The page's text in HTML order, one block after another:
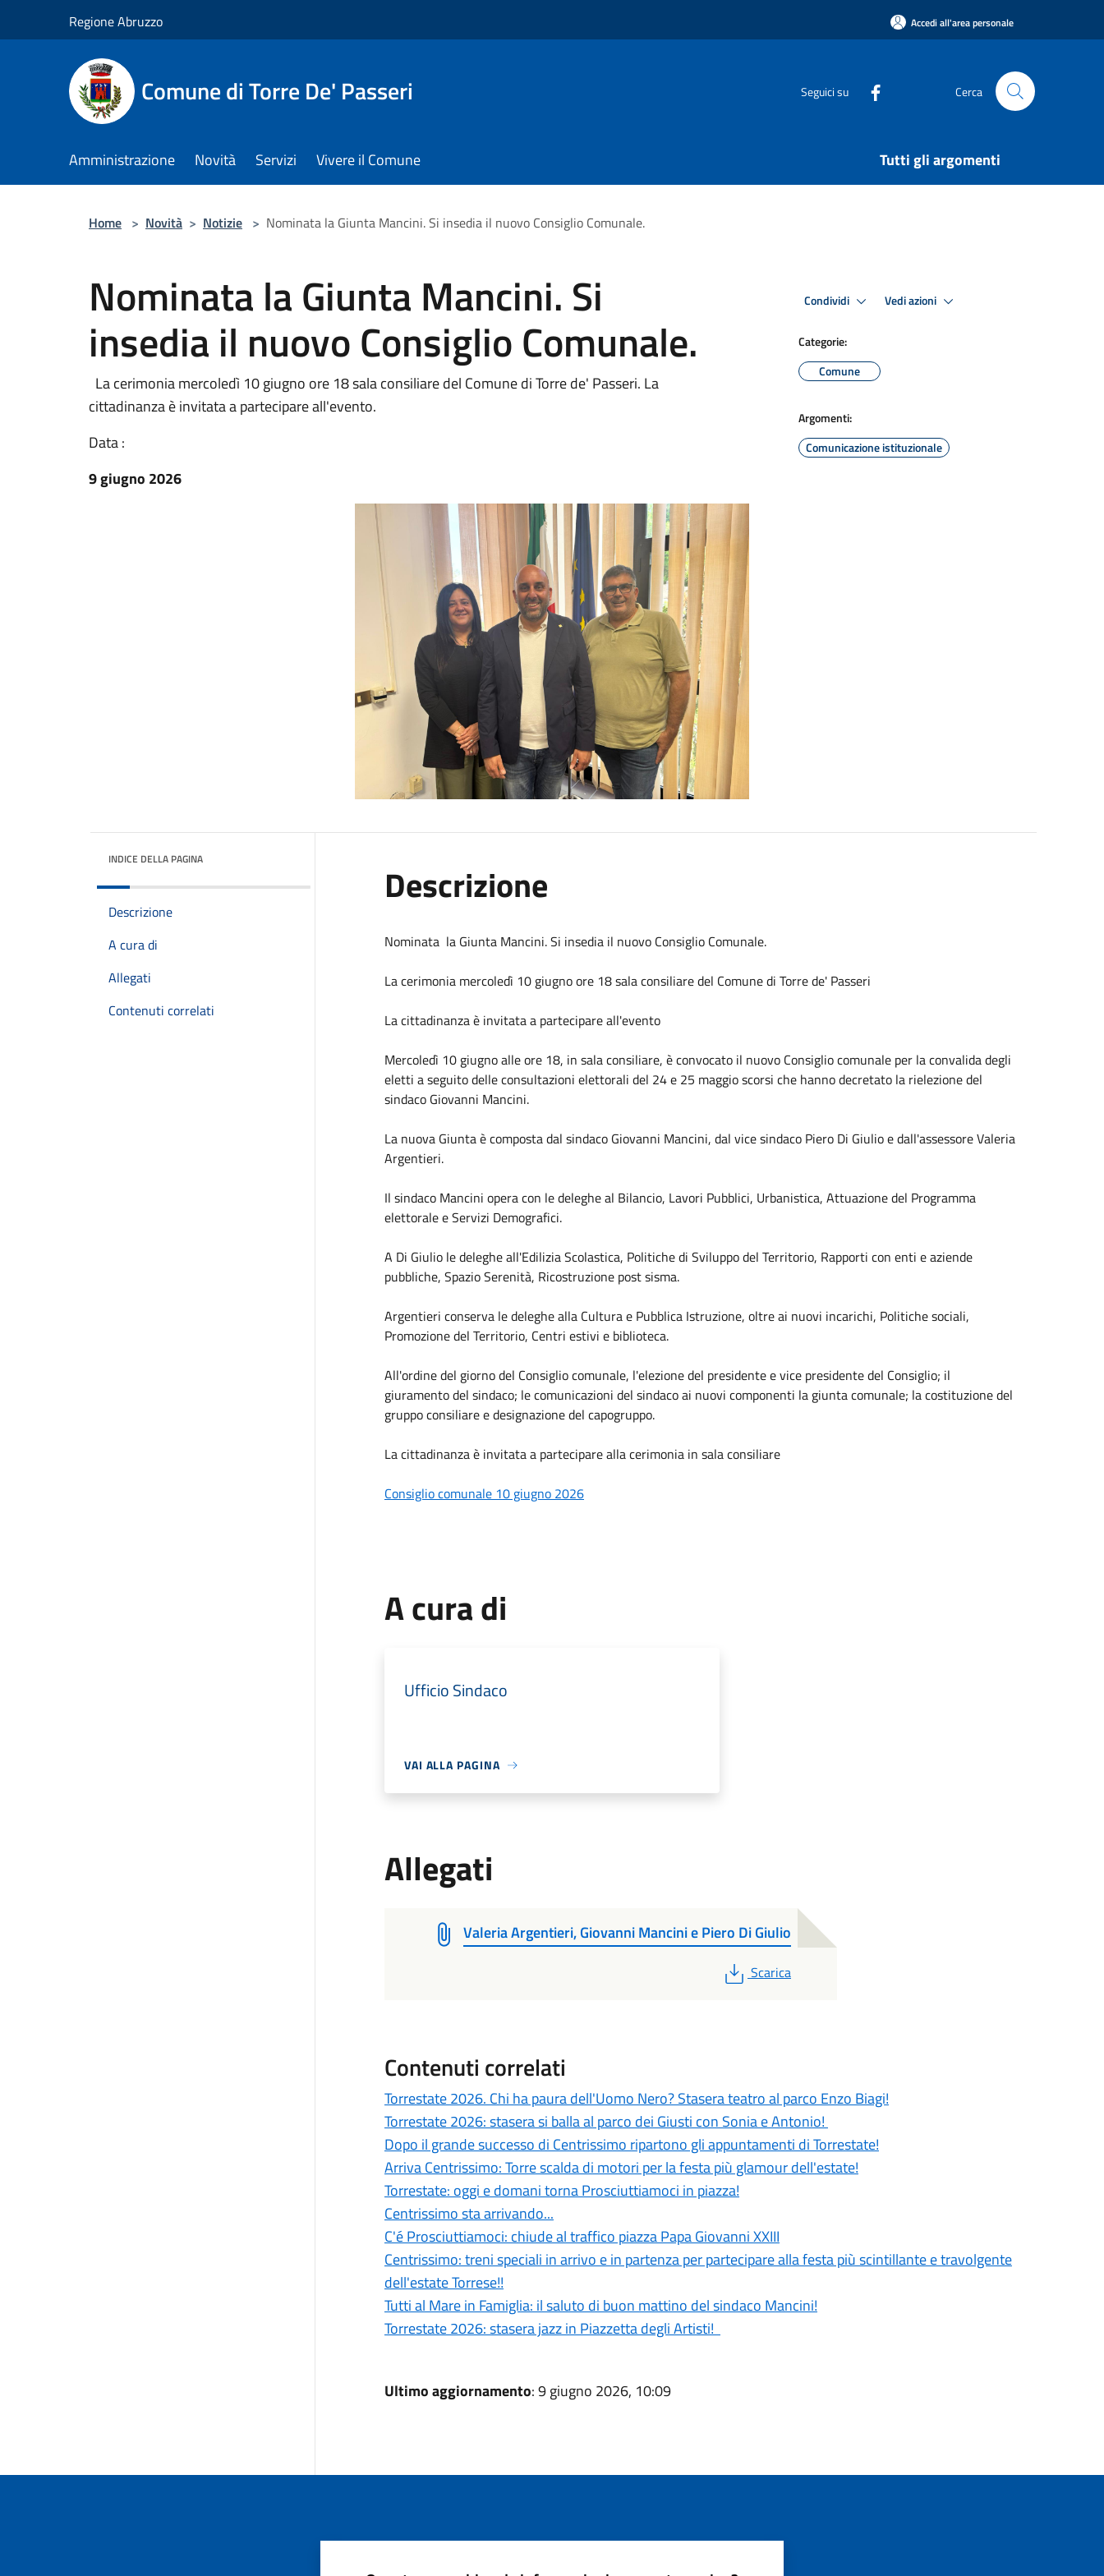
Regione Abruzzo Accedi all'area personale
Comune di Torre De' Passeri Seguici su Cerca
Amministrazione Novità Servizi Vivere il Comune Tutti gli argomenti
Home > Novità > Notizie > Nominata la Giunta Mancini. Si insedia il nuovo Consiglio Comunale.
Nominata la Giunta Mancini. Si
insedia il nuovo Consiglio Comunale.
La cerimonia mercoledì 10 giugno ore 18 sala consiliare del Comune di Torre de' Passeri. La
cittadinanza è invitata a partecipare all'evento.
Data :
9 giugno 2026
Condividi Vedi azioni
Categorie:
Comune
Argomenti:
Comunicazione istituzionale
INDICE DELLA PAGINA
Descrizione
A cura di
Allegati
Contenuti correlati
Descrizione
Nominata la Giunta Mancini. Si insedia il nuovo Consiglio Comunale.
La cerimonia mercoledì 10 giugno ore 18 sala consiliare del Comune di Torre de' Passeri
La cittadinanza è invitata a partecipare all'evento
Mercoledì 10 giugno alle ore 18, in sala consiliare, è convocato il nuovo Consiglio comunale per la convalida degli
eletti a seguito delle consultazioni elettorali del 24 e 25 maggio scorsi che hanno decretato la rielezione del
sindaco Giovanni Mancini.
La nuova Giunta è composta dal sindaco Giovanni Mancini, dal vice sindaco Piero Di Giulio e dall'assessore Valeria
Argentieri.
Il sindaco Mancini opera con le deleghe al Bilancio, Lavori Pubblici, Urbanistica, Attuazione del Programma
elettorale e Servizi Demografici.
A Di Giulio le deleghe all'Edilizia Scolastica, Politiche di Sviluppo del Territorio, Rapporti con enti e aziende
pubbliche, Spazio Serenità, Ricostruzione post sisma.
Argentieri conserva le deleghe alla Cultura e Pubblica Istruzione, oltre ai nuovi incarichi, Politiche sociali,
Promozione del Territorio, Centri estivi e biblioteca.
All'ordine del giorno del Consiglio comunale, l'elezione del presidente e vice presidente del Consiglio; il
giuramento del sindaco; le comunicazioni del sindaco ai nuovi componenti la giunta comunale; la costituzione del
gruppo consiliare e designazione del capogruppo.
La cittadinanza è invitata a partecipare alla cerimonia in sala consiliare
Consiglio comunale 10 giugno 2026
A cura di
Ufficio Sindaco
VAI ALLA PAGINA
Allegati
Valeria Argentieri, Giovanni Mancini e Piero Di Giulio
PDF
Scarica
Contenuti correlati
Torrestate 2026. Chi ha paura dell'Uomo Nero? Stasera teatro al parco Enzo Biagi!
Torrestate 2026: stasera si balla al parco dei Giusti con Sonia e Antonio!
Dopo il grande successo di Centrissimo ripartono gli appuntamenti di Torrestate!
Arriva Centrissimo: Torre scalda di motori per la festa più glamour dell'estate!
Torrestate: oggi e domani torna Prosciuttiamoci in piazza!
Centrissimo sta arrivando...
C'é Prosciuttiamoci: chiude al traffico piazza Papa Giovanni XXIII
Centrissimo: treni speciali in arrivo e in partenza per partecipare alla festa più scintillante e travolgente
dell'estate Torrese!!
Tutti al Mare in Famiglia: il saluto di buon mattino del sindaco Mancini!
Torrestate 2026: stasera jazz in Piazzetta degli Artisti!
Ultimo aggiornamento: 9 giugno 2026, 10:09